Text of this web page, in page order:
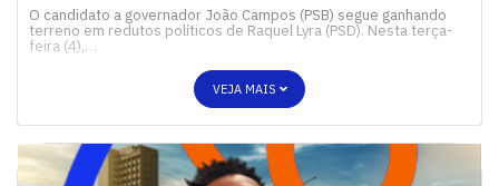
O candidato a governador João Campos (PSB) segue ganhando
terreno em redutos políticos de Raquel Lyra (PSD). Nesta terça-
feira (4),…
VEJA MAIS